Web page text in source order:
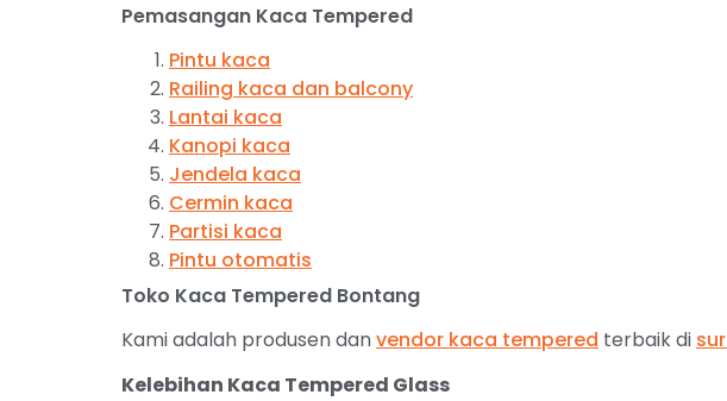
Pemasangan Kaca Tempered
Pintu kaca
Railing kaca dan balcony
Lantai kaca
Kanopi kaca
Jendela kaca
Cermin kaca
Partisi kaca
Pintu otomatis
Toko Kaca Tempered Bontang
Kami adalah produsen danvendor kaca tempered terbaik di
Kelebihan Kaca Tempered Glass